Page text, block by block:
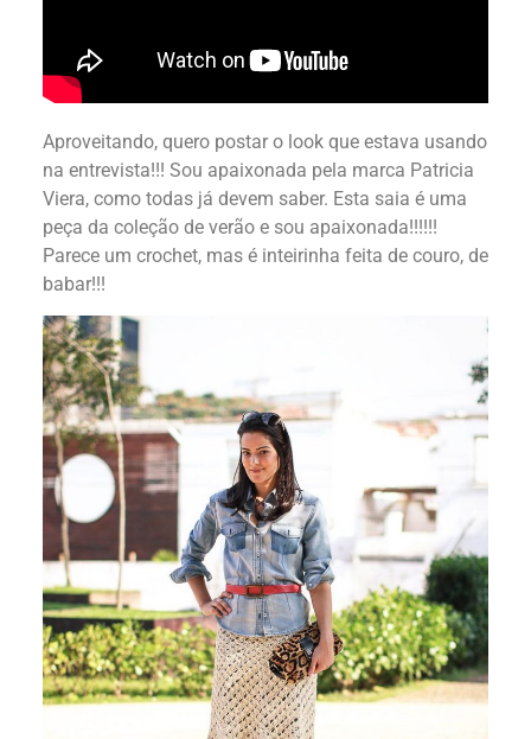
Aproveitando, quero postar o look que estava usando
na entrevista!!! Sou apaixonada pela marca Patricia
Viera, como todas já devem saber. Esta saia é uma
peça da coleção de verão e sou apaixonada!!!!!!
Parece um crochet, mas é inteirinha feita de couro, de
babar!!!